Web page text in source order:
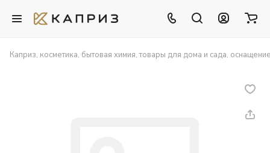
Каприз, косметика, бытовая химия, товары для дома и сада,